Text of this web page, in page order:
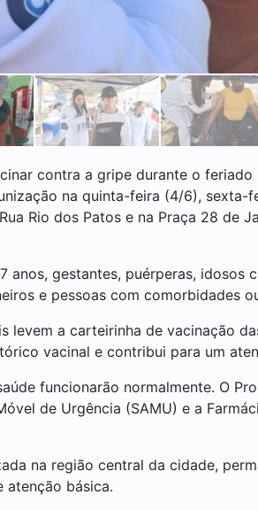
contra a gripe durante o
na quinta-feira (4/6), sexta-
Rio dos Patos e na Praça 28 de
gestantes, puérperas, idosos
e pessoas com comorbidades
a carteirinha de vacinação
vacinal e contribui para um
funcionarão normalmente. O
de Urgência (SAMU) e a
na região central da cidade,
atenção básica.